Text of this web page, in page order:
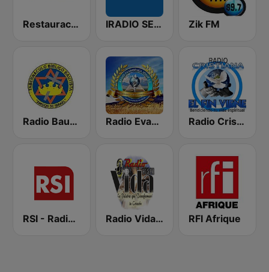
Restauración 100.5 FM IRADIO SENEGAL Zik FM
Radio Bautista Global 89.7 FM Radio Evangélica Josué Radio Cristiana El Fin Viene
RSI - Radio Sénégal Internationale Radio Vida 90.5 FM El Salvador RFI Afrique